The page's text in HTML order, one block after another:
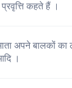
कहते हैं ।
अपने बालकों
।